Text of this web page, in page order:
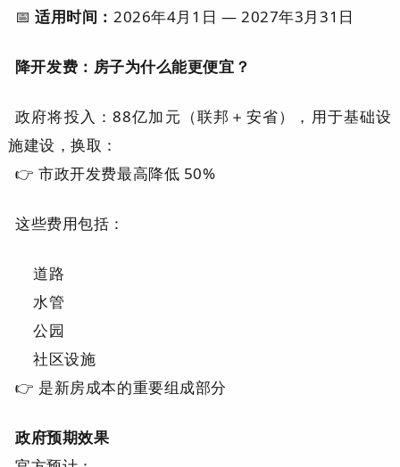
📅 适用时间： 2026年4月1日 — 2027年3月31日
降开发费：房子为什么能更便宜？
政府将投入：88亿加元（联邦＋安省），用于基础设
施建设，换取：
👉 市政开发费最高降低 50%
这些费用包括：
道路
水管
公园
社区设施
👉 是新房成本的重要组成部分
政府预期效果